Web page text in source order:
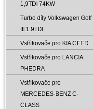
1‚9TDI 74KW
Turbo díly Volkswagen Golf
III 1.9TDI
Vstřikovače pro KIA CEED
Vstřikovače pro LANCIA
PHEDRA
Vstřikovače pro
MERCEDES-BENZ C-
CLASS